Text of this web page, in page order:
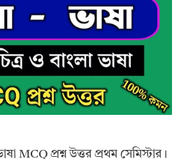
MCQ প্রশ্ন উত্তর প্রথম সেমিস্টার।